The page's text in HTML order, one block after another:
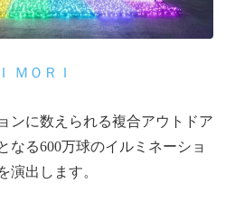
ＭＯＲＩ
ンに数えられる複合アウトドア
なる600万球のイルミネーショ
演出します。